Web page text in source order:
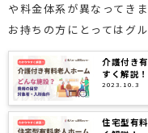
や料金体系が異なってき
お持ちの方にとってはグ
介護付き
すく解説！
2023.10.3
住宅型有